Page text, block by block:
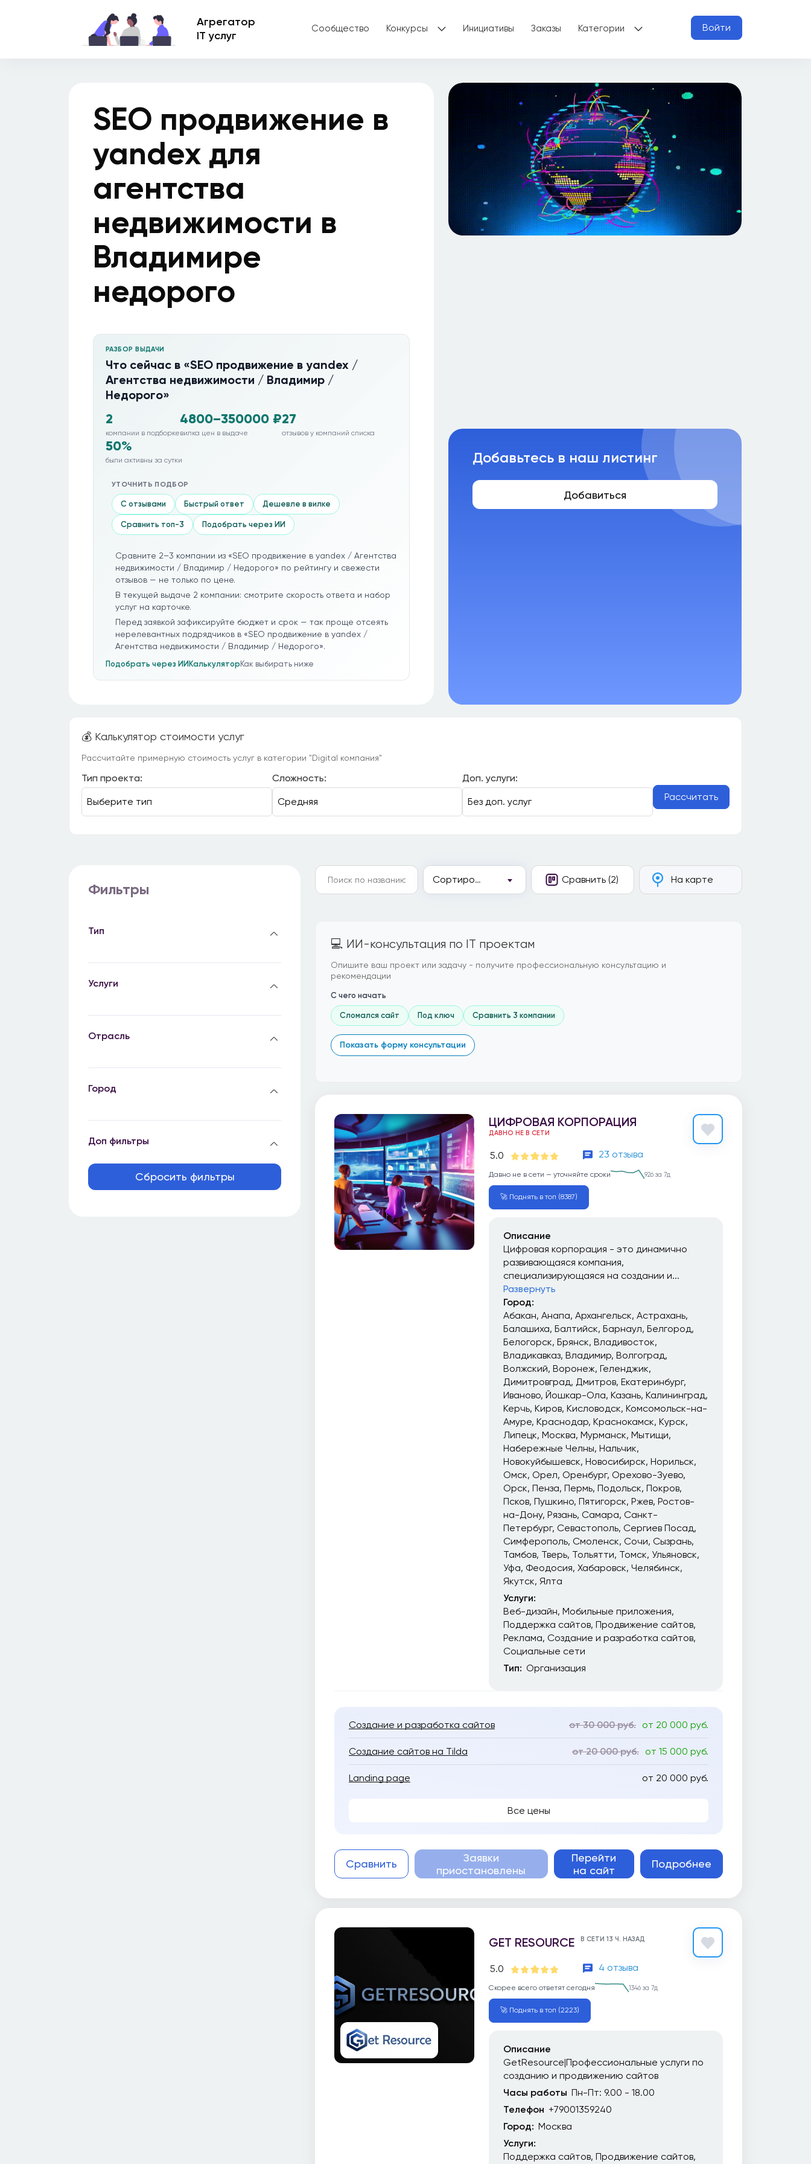
Агрегатор
IT услуг
Сообщество Конкурсы Инициативы Заказы Категории Войти
SEO продвижение в
yandex для
агентства
недвижимости в
Владимире
недорого
РАЗБОР ВЫДАЧИ
Что сейчас в «SEO продвижение в yandex /
Агентства недвижимости / Владимир /
Недорого»
2
компании в подборке
4800–350000 ₽
вилка цен в выдаче
27
отзывов у компаний списка
50%
были активны за сутки
УТОЧНИТЬ ПОДБОР
С отзывами Быстрый ответ Дешевле в вилке
Сравнить топ-3 Подобрать через ИИ
Сравните 2–3 компании из «SEO продвижение в yandex / Агентства
недвижимости / Владимир / Недорого» по рейтингу и свежести
отзывов — не только по цене.
В текущей выдаче 2 компании: смотрите скорость ответа и набор
услуг на карточке.
Перед заявкой зафиксируйте бюджет и срок — так проще отсеять
нерелевантных подрядчиков в «SEO продвижение в yandex /
Агентства недвижимости / Владимир / Недорого».
Подобрать через ИИКалькуляторКак выбирать ниже
Добавьтесь в наш листинг
Добавиться
💰 Калькулятор стоимости услуг
Рассчитайте примерную стоимость услуг в категории "Digital компания"
Тип проекта: Сложность:
Доп. услуги:
Рассчитать
Фильтры
Тип
Услуги
Отрасль
Город
Доп фильтры
Сбросить фильтры
Сравнить (2)
Сортировка На карте
💻 ИИ-консультация по IT проектам
Опишите ваш проект или задачу - получите профессиональную консультацию и
рекомендации
С чего начать
Сломался сайт Под ключ Сравнить 3 компании
Показать форму консультации
ЦИФРОВАЯ КОРПОРАЦИЯ
ДАВНО НЕ В СЕТИ
5.0 23 отзыва
Давно не в сети — уточняйте сроки 926 за 7д
🚀 Поднять в топ (8387)
Описание
Цифровая корпорация - это динамично
развивающаяся компания,
специализирующаяся на создании и...
Развернуть
Город:
Абакан Анапа Архангельск Астрахань
Балашиха Балтийск Барнаул Белгород
Белогорск Брянск Владивосток
Владикавказ Владимир Волгоград
Волжский Воронеж Геленджик
Димитровград
Дмитров Екатеринбург
Иваново Йошкар-Ола Казань Калининград
Керчь Киров Кисловодск Комсомольск-на-
Амуре Краснодар Краснокамск Курск
Липецк Москва Мурманск Мытищи
Набережные Челны Нальчик
Новокуйбышевск Новосибирск Норильск
Омск Орел Оренбург Орехово-Зуево
Орск Пенза Пермь Подольск Покров
Псков Пушкино Пятигорск Ржев Ростов-
на-Дону Рязань Самара Санкт-
Петербург Севастополь Сергиев Посад
Симферополь Смоленск Сочи Сызрань
Тамбов Тверь Тольятти Томск Ульяновск
Уфа Феодосия Хабаровск Челябинск
Якутск Ялта
Услуги:
Веб-дизайн Мобильные приложения
Поддержка сайтов Продвижение сайтов
Реклама Создание и разработка сайтов
Социальные сети
Тип: Организация
Создание и разработка сайтов от 30 000 руб. от 20 000 руб.
Создание сайтов на Tilda от 20 000 руб. от 15 000 руб.
Landing page от 20 000 руб.
Все цены
Сравнить
Заявки
приостановлены
Перейти
на сайт
Подробнее
GET RESOURCE В СЕТИ 13 Ч. НАЗАД
5.0 4 отзыва
Скорее всего ответят сегодня 1346 за 7д
🚀 Поднять в топ (2223)
Описание
GetResource|Профессиональные услуги по
созданию и продвижению сайтов
Часы работы Пн-Пт: 9.00 - 18.00
Телефон +79001359240
Город: Москва
Услуги:
Поддержка сайтов Продвижение сайтов